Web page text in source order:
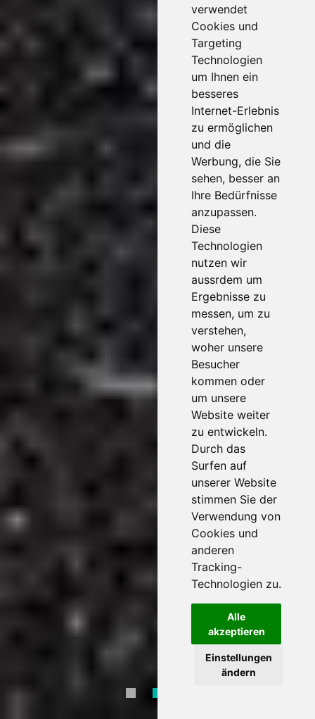
verwendet
Cookies und
Targeting
Technologien
um Ihnen ein
besseres
Internet-Erlebnis
zu ermöglichen
und die
Werbung, die Sie
sehen, besser an
Ihre Bedürfnisse
anzupassen.
Diese
Technologien
nutzen wir
aussrdem um
Ergebnisse zu
messen, um zu
verstehen,
woher unsere
Besucher
kommen oder
um unsere
Website weiter
zu entwickeln.
Durch das
Surfen auf
unserer Website
stimmen Sie der
Verwendung von
Cookies und
anderen
Tracking-
Technologien zu.
Alle
akzeptieren
Einstellungen
ändern